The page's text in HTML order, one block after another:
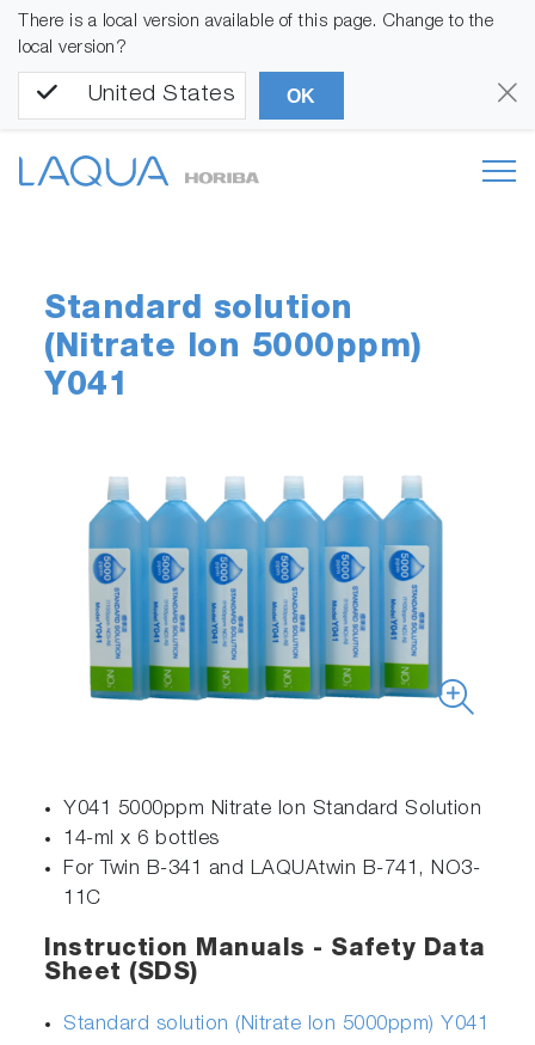
There is a local version available of this page. Change to the
local version?
United States OK
Standard solution
(Nitrate Ion 5000ppm)
Y041
Y041 5000ppm Nitrate Ion Standard Solution
14-ml x 6 bottles
For Twin B-341 and LAQUAtwin B-741, NO3-
11C
Instruction Manuals - Safety Data
Sheet (SDS)
Standard solution (Nitrate Ion 5000ppm) Y041